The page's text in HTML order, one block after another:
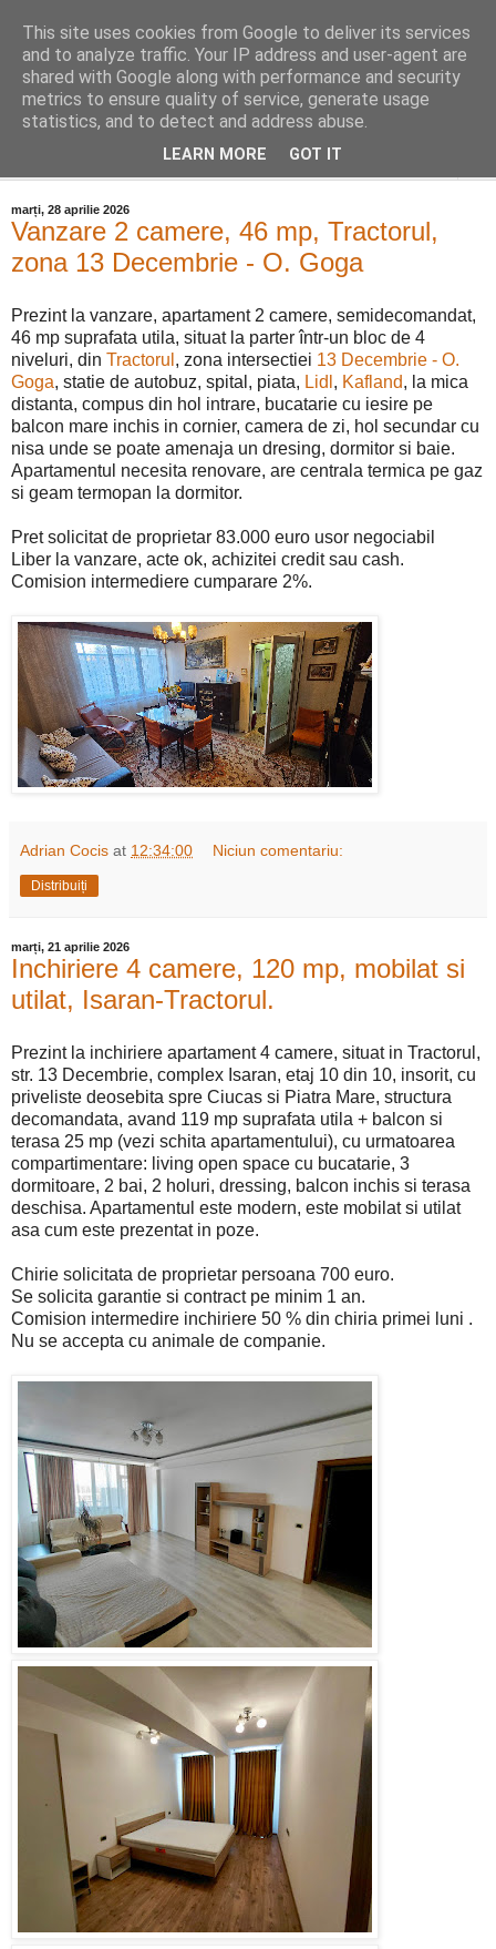
Distinct Imobiliare
Adrian Cocis 0742 129 909 ; Vasile Baciu 0768 440 185
marți, 28 aprilie 2026
Vanzare 2 camere, 46 mp, Tractorul,
zona 13 Decembrie - O. Goga
Prezint la vanzare, apartament 2 camere, semidecomandat,
46 mp suprafata utila, situat la parter într-un bloc de 4
niveluri, din Tractorul , zona intersectiei 13 Decembrie - O.
Goga, statie de autobuz, spital, piata, Lidl , Kafland, la mica
distanta, compus din hol intrare, bucatarie cu iesire pe
balcon mare inchis in cornier, camera de zi, hol secundar cu
nisa unde se poate amenaja un dresing, dormitor si baie.
Apartamentul necesita renovare, are centrala termica pe gaz
si geam termopan la dormitor.
Pret solicitat de proprietar 83.000 euro usor negociabil
Liber la vanzare, acte ok, achizitei credit sau cash.
Comision intermediere cumparare 2%.
Adrian Cocis at 12:34:00 Niciun comentariu:
Distribuiți
marți, 21 aprilie 2026
Inchiriere 4 camere, 120 mp, mobilat si
utilat, Isaran-Tractorul.
Prezint la inchiriere apartament 4 camere, situat in Tractorul,
str. 13 Decembrie, complex Isaran, etaj 10 din 10, insorit, cu
priveliste deosebita spre Ciucas si Piatra Mare, structura
decomandata, avand 119 mp suprafata utila + balcon si
terasa 25 mp (vezi schita apartamentului), cu urmatoarea
compartimentare: living open space cu bucatarie, 3
dormitoare, 2 bai, 2 holuri, dressing, balcon inchis si terasa
deschisa. Apartamentul este modern, este mobilat si utilat
asa cum este prezentat in poze.
Chirie solicitata de proprietar persoana 700 euro.
Se solicita garantie si contract pe minim 1 an.
Comision intermedire inchiriere 50 % din chiria primei luni .
Nu se accepta cu animale de companie.
This site uses cookies from Google to deliver its services
and to analyze traffic. Your IP address and user-agent are
shared with Google along with performance and security
metrics to ensure quality of service, generate usage
statistics, and to detect and address abuse.
LEARN MORE GOT IT